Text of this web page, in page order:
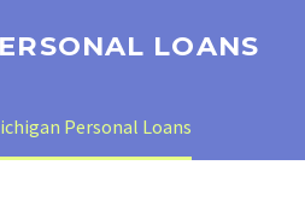
LOANS
Personal Loans